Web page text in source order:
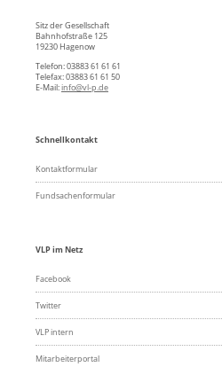
Sitz der Gesellschaft
Bahnhofstraße 125
19230 Hagenow
Telefon: 03883 61 61 61
Telefax: 03883 61 61 50
E-Mail:info@vl-p.de
Schnellkontakt
Kontaktformular
Fundsachenformular
VLP im Netz
Facebook
Twitter
VLP intern
Mitarbeiterportal